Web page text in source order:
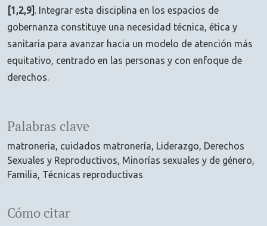
Palabras clave
matroneria cuidados matronería Liderazgo Derechos
Sexuales y Reproductivos Minorías sexuales y de género
Familia Técnicas reproductivas
Cómo citar
[1,2,9] . Integrar esta disciplina en los espacios de
gobernanza constituye una necesidad técnica, ética y
sanitaria para avanzar hacia un modelo de atención más
equitativo, centrado en las personas y con enfoque de
derechos.